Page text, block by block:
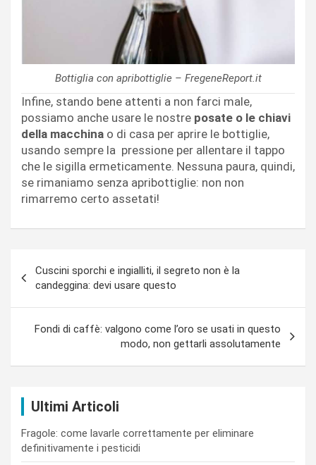
Bottiglia con apribottiglie – FregeneReport.it
Infine, stando bene attenti a non farci male,
possiamo anche usare le nostre posate o le chiavi
della macchina o di casa per aprire le bottiglie,
usando sempre la pressione per allentare il tappo
che le sigilla ermeticamente. Nessuna paura, quindi,
se rimaniamo senza apribottiglie: non non
rimarremo certo assetati!
articoli
Cuscini sporchi e ingialliti, il segreto non è la
candeggina: devi usare questo
Fondi di caffè: valgono come l’oro se usati in questo
modo, non gettarli assolutamente
Ultimi Articoli
Fragole: come lavarle correttamente per eliminare
definitivamente i pesticidi